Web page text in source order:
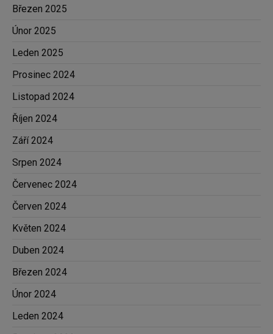
Březen 2025
Únor 2025
Leden 2025
Prosinec 2024
Listopad 2024
Říjen 2024
Září 2024
Srpen 2024
Červenec 2024
Červen 2024
Květen 2024
Duben 2024
Březen 2024
Únor 2024
Leden 2024